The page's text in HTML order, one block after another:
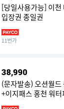
[당일사용가능] 이
입장권 종일권
11번가
38,990
(문자발송) 오션월
+이지패스 홍천 워
소노호텔앤리조트 주